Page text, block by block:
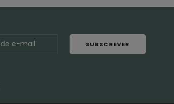
SUBSCREVER